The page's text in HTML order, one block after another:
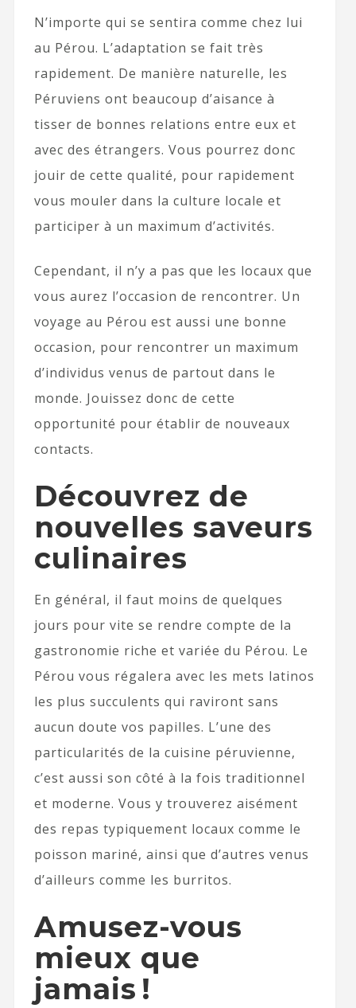
N’importe qui se sentira comme chez lui
au Pérou. L’adaptation se fait très
rapidement. De manière naturelle, les
Péruviens ont beaucoup d’aisance à
tisser de bonnes relations entre eux et
avec des étrangers. Vous pourrez donc
jouir de cette qualité, pour rapidement
vous mouler dans la culture locale et
participer à un maximum d’activités.
Cependant, il n’y a pas que les locaux que
vous aurez l’occasion de rencontrer. Un
voyage au Pérou est aussi une bonne
occasion, pour rencontrer un maximum
d’individus venus de partout dans le
monde. Jouissez donc de cette
opportunité pour établir de nouveaux
contacts.
Découvrez de
nouvelles saveurs
culinaires
En général, il faut moins de quelques
jours pour vite se rendre compte de la
gastronomie riche et variée du Pérou. Le
Pérou vous régalera avec les mets latinos
les plus succulents qui raviront sans
aucun doute vos papilles. L’une des
particularités de la cuisine péruvienne,
c’est aussi son côté à la fois traditionnel
et moderne. Vous y trouverez aisément
des repas typiquement locaux comme le
poisson mariné, ainsi que d’autres venus
d’ailleurs comme les burritos.
Amusez-vous
mieux que
jamais !